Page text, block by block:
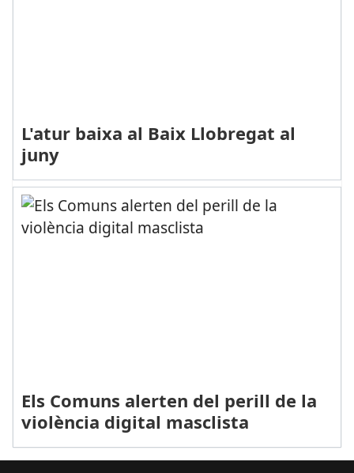
L'atur baixa al Baix Llobregat al
juny
Els Comuns alerten del perill de la
violència digital masclista